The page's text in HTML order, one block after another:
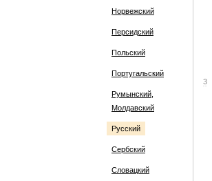
Норвежский
Персидский
Польский
Португальский
Румынский,
Молдавский
Русский
Сербский
Словацкий
3